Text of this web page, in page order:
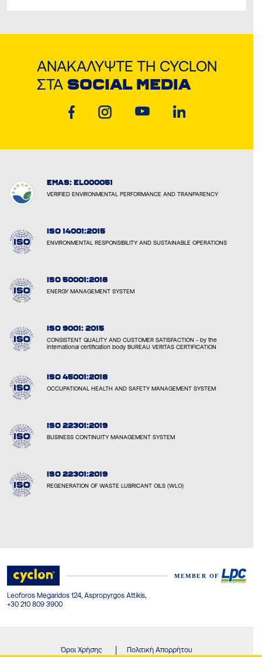
ΑΝΑΚΑΛΎΨΤΕ ΤΗ CYCLON
ΣΤΑ SOCIAL MEDIA
EMAS: EL000051
VERIFIED ENVIRONMENTAL PERFORMANCE AND TRANPARENCY
ISO 14001:2015
ENVIRONMENTAL RESPONSIBILITY AND SUSTAINABLE OPERATIONS
ISO 50001:2018
ENERGY MANAGEMENT SYSTEM
ISO 9001: 2015
CONSISTENT QUALITY AND CUSTOMER SATISFACTION - by the
international certification body BUREAU VERITAS CERTIFICATION
ISO 45001:2018
OCCUPATIONAL HEALTH AND SAFETY MANAGEMENT SYSTEM
ISO 22301:2019
BUSINESS CONTINUITY MANAGEMENT SYSTEM
ISO 22301:2019
REGENERATION OF WASTE LUBRICANT OILS (WLO)
Leoforos Megaridos 124, Aspropyrgos Attikis,
+30 210 809 3900
Όροι Χρήσης Πολιτική Απορρήτου